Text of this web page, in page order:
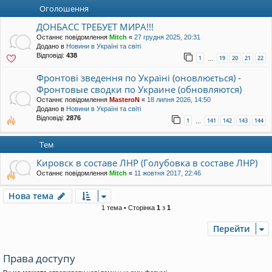
Оголошення
ДОНБАСС ТРЕБУЕТ МИРА!!!
Останнє повідомлення Mitch « 27 грудня 2025, 20:31
Додано в Новини в Україні та світі
Відповіді: 438 1 … 19 20 21 22
Фронтові зведення по Україні (оновлюється) -
Фронтовые сводки по Украине (обновляются)
Останнє повідомлення MasteroN « 18 липня 2026, 14:50
Додано в Новини в Україні та світі
Відповіді: 2876 1 … 141 142 143 144
Тем
Кировск в составе ЛНР (Голубовка в составе ЛНР)
Останнє повідомлення Mitch « 11 жовтня 2017, 22:46
Нова тема
1 тема • Сторінка 1 з 1
Перейти
Права доступу